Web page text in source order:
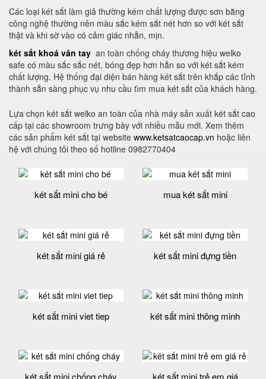
Các loại két sắt làm giả thường kém chất lượng được sơn bằng
công nghệ thường nên màu sắc kém sắt nét hơn so với két sắt
thật và khi sờ vào có cảm giác nhẵn, mịn.
két sắt khoá vân tay an toàn chống cháy thương hiệu welko
safe có màu sắc sắc nét, bóng đẹp hơn hẳn so với két sắt kém
chất lượng. Hệ thống đại diện bán hàng két sắt trên khắp các tỉnh
thành sẵn sàng phục vụ nhu cầu tìm mua két sắt của khách hàng.
Lựa chọn két sắt welko an toàn của nhà máy sản xuất két sắt cao
cấp tại các showroom trưng bày với nhiều mẫu mới. Xem thêm
các sản phẩm két sắt tại website www.ketsatcaocap.vn hoặc liên
hệ với chúng tôi theo số hotline 0982770404
két sắt mini cho bé mua két sắt mini
két sắt mini giá rẻ két sắt mini đựng tiền
két sắt mini viet tiep két sắt mini thông minh